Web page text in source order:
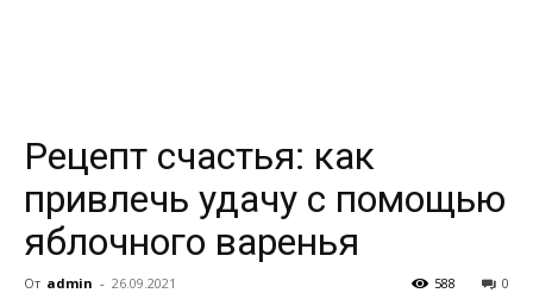
Рецепт счастья: как
привлечь удачу с помощью
яблочного варенья
От admin - 26.09.2021 0
588